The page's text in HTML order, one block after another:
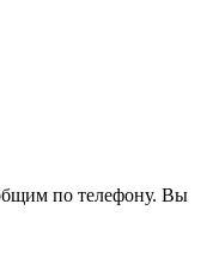
по телефону. Вы